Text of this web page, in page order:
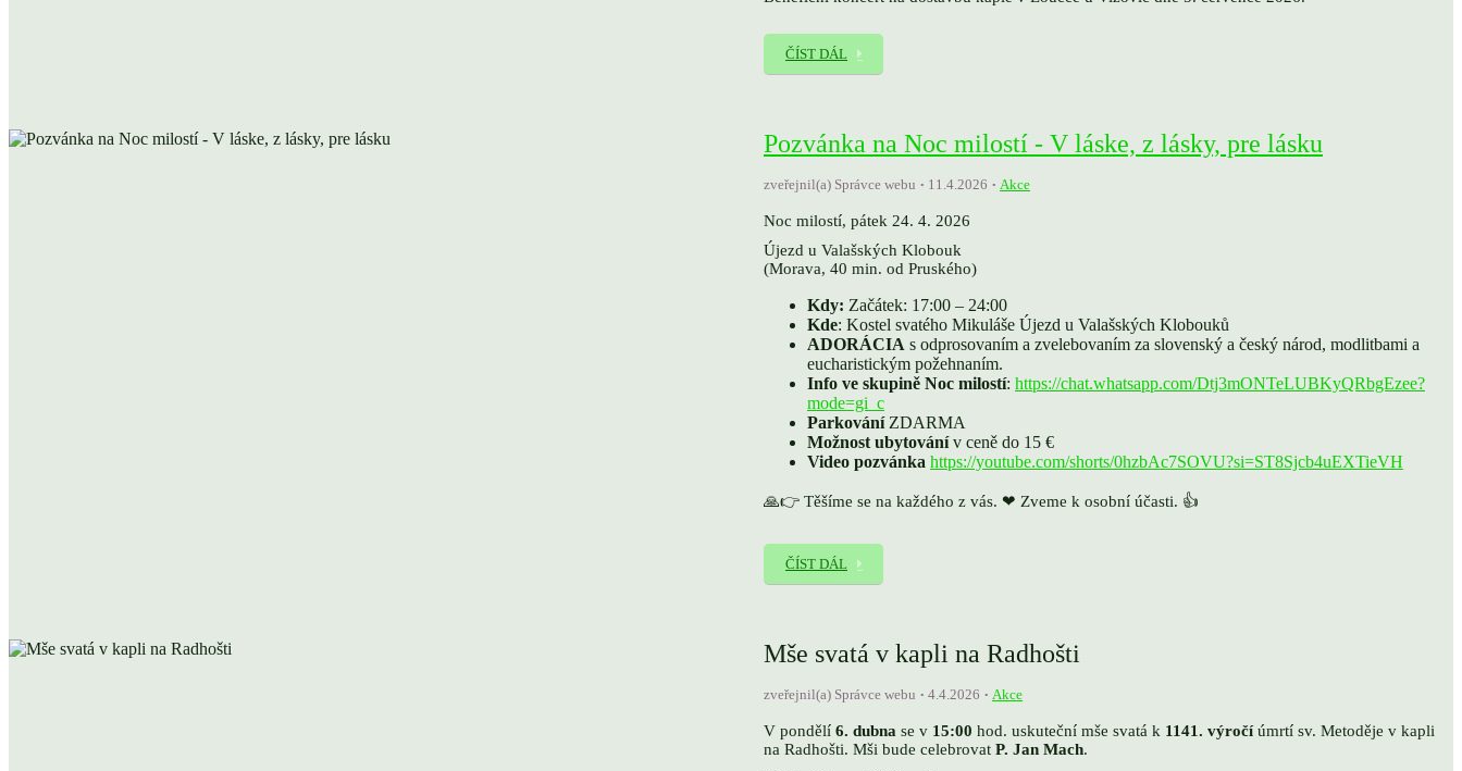
ČÍST DÁL
Pozvánka na Noc milostí - V láske, z lásky, pre lásku
zveřejnil(a) Správce webu 11.4.2026 Akce
Noc milostí, pátek 24. 4. 2026
Újezd u Valašských Klobouk
(Morava, 40 min. od Pruského)
Kdy: Začátek: 17:00 – 24:00
Kde: Kostel svatého Mikuláše Újezd ​​u Valašských Klobouků
ADORÁCIA s odprosovaním a zvelebovaním za slovenský a český národ, modlitbami a
eucharistickým požehnaním.
Info ve skupině Noc milostí: https://chat.whatsapp.com/Dtj3mONTeLUBKyQRbgEzee?
mode=gi_c
ParkováníZDARMA
Možnost ubytovánív ceně do 15 €
Video pozvánka https://youtube.com/shorts/0hzbAc7SOVU?si=ST8Sjcb4uEXTieVH
🙏👉 Těšíme se na každého z vás. ❤ Zveme k osobní účasti. 👍
ČÍST DÁL
Mše svatá v kapli na Radhošti
zveřejnil(a) Správce webu 4.4.2026 Akce
V pondělí 6. dubna se v 15:00 hod. uskuteční mše svatá k 1141. výročíúmrtí sv. Metoděje v kapli
na Radhošti. Mši bude celebrovat P. Jan Mach.